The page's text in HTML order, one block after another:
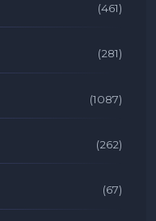
(461)
(281)
(1087)
(262)
(67)